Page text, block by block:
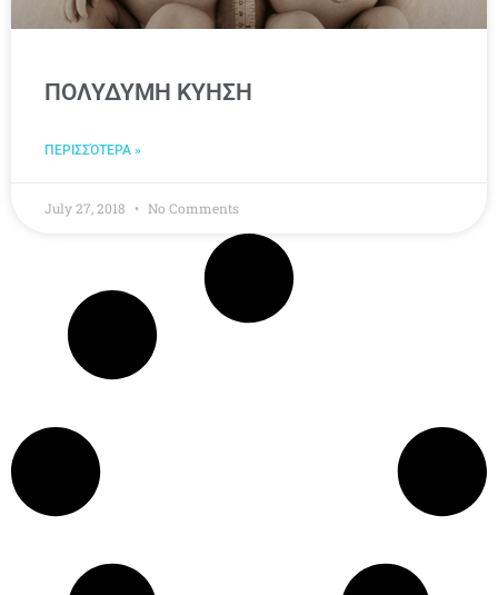
ΠΟΛΥΔΥΜΗ ΚΥΗΣΗ
ΠΕΡΙΣΣΌΤΕΡΑ »
July 27, 2018 No Comments